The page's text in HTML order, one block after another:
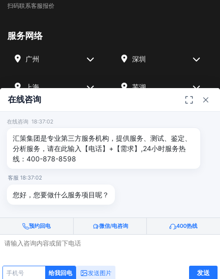
扫码联系客服报价
服务网络
广州 深圳
上海 芜湖
北京 武汉
友情链接
广州海沣检测 汇策可靠性检测
© 2026 深圳汇策众创空间管理有限公司 & 广州海沣检测认证有限公司
版权所有 |
电话咨询
在线咨询
在线咨询 18:37:02
汇策集团是专业第三方服务机构，提供服务、测试、鉴定、
分析服务，请在此输入【电话】+【需求】,24小时服务热
线：400-878-8598
客服 18:37:02
您好，您要做什么服务项目呢？
预约回电 微信/电咨询 400热线
给我回电 发送图片 发送